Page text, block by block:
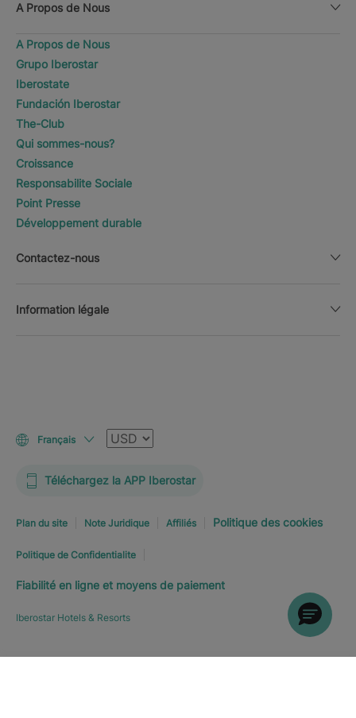
A Propos de Nous
A Propos de Nous
Grupo Iberostar
Iberostate
Fundación Iberostar
The-Club
Qui sommes-nous?
Croissance
Responsabilite Sociale
Point Presse
Développement durable
Contactez-nous
Information légale
Français Devise
Téléchargez la APP Iberostar
Plan du site Note Juridique Affiliés Politique des cookies
Politique de Confidentialite
Fiabilité en ligne et moyens de paiement
Iberostar Hotels & Resorts